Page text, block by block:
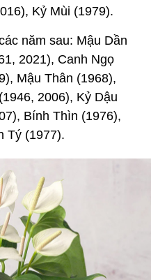
Kỷ Mùi (1979).
năm sau: Mậu Dần
2021), Canh Ngọ
Mậu Thân (1968),
2006), Kỷ Dậu
Bính Thìn (1976),
Tý (1977).